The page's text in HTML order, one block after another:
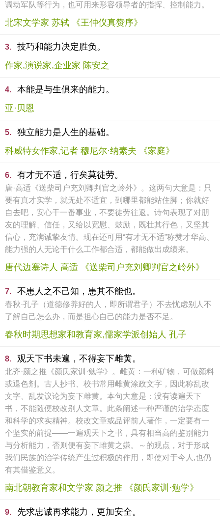
调动军队等行为，也可用来形容领导者的指挥、控制能力。
北宋文学家 苏轼 《王仲仪真赞序》
3.
技巧和能力决定胜负。
作家,演说家,企业家 陈安之
4.
本能是与生俱来的能力。
亚·贝恩
5.
独立能力是人生的基础。
科威特女作家,记者 穆尼尔·纳素夫 《家庭》
6. 有才无不适，行矣莫徒劳。
唐·高适《送柴司户充刘卿判官之岭外》。这两句大意是：只
要有真才实学，就无处不适宜，到哪里都能站住脚；你就好
自去吧，安心干一番事业，不要徒劳往返。诗句表现了对朋
友的理解、信任，又给以宽慰、鼓励，既壮其行色，又坚其
信心，充满诚挚友情。现在还可用“有才无不适”称赞才华高、
能力强的人无论干什么工作都合适，都能做出成绩来。
唐代边塞诗人 高适 《送柴司户充刘卿判官之岭外》
7. 不患人之不己知，患其不能也。
春秋·孔子（道德修养好的人，即所谓君子）不去忧虑别人不
了解自己怎么办，而是担心自己的能力是否不足。
春秋时期思想家和教育家,儒家学派创始人 孔子
8. 观天下书未遍，不得妄下雌黄。
北齐·颜之推《颜氏家训·勉学》。雌黄：一种矿物，可做颜料
或退色剂。古人抄书、校书常用雌黄涂政文字，因此称乱改
文字、乱发议论为妄下雌黄。本句大意是：没有读遍天下
书，不能随便校改别人文章。此条阐述一种严谨的治学态度
和科学的求实精神。校改文章或品评前人著作，一定要有一
个坚实的前提——一遍观天下之书，具有相当高的鉴别能力
与分析能力，否则便有妄下雌黄之嫌。～的观点，对于形成
我们民族的治学传统产生过积极的作用，即使对于今人,也仍
有其借鉴意义。
南北朝教育家和文学家 颜之推 《颜氏家训·勉学》
9.
先求忠诚再求能力，更加安全。